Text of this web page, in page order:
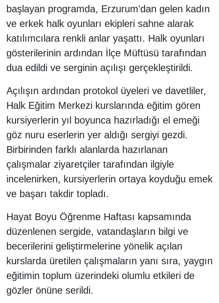
başlayan programda, Erzurum'dan gelen kadın
ve erkek halk oyunları ekipleri sahne alarak
katılımcılara renkli anlar yaşattı. Halk oyunları
gösterilerinin ardından İlçe Müftüsü tarafından
dua edildi ve serginin açılışı gerçekleştirildi.
Açılışın ardından protokol üyeleri ve davetliler,
Halk Eğitim Merkezi kurslarında eğitim gören
kursiyerlerin yıl boyunca hazırladığı el emeği
göz nuru eserlerin yer aldığı sergiyi gezdi.
Birbirinden farklı alanlarda hazırlanan
çalışmalar ziyaretçiler tarafından ilgiyle
incelenirken, kursiyerlerin ortaya koyduğu emek
ve başarı takdir topladı.
Hayat Boyu Öğrenme Haftası kapsamında
düzenlenen sergide, vatandaşların bilgi ve
becerilerini geliştirmelerine yönelik açılan
kurslarda üretilen çalışmaların yanı sıra, yaygın
eğitimin toplum üzerindeki olumlu etkileri de
gözler önüne serildi.